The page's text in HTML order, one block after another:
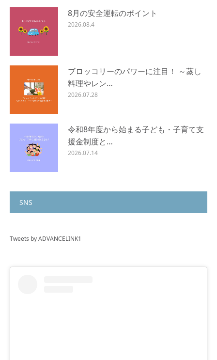
8月の安全運転のポイント
2026.08.4
ブロッコリーのパワーに注目！ ～蒸し
料理やレン…
2026.07.28
令和8年度から始まる子ども・子育て支
援金制度と…
2026.07.14
SNS
Tweets by ADVANCELINK1